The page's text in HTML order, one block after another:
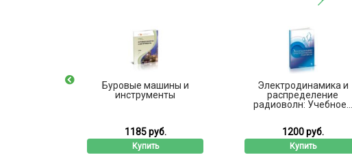
Буровые машины и
инструменты
1185 руб.
Купить
Электродинамика и
распределение
радиоволн: Учебное...
1200 руб.
Купить